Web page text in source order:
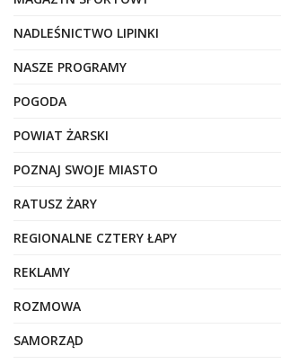
NADLEŚNICTWO LIPINKI
NASZE PROGRAMY
POGODA
POWIAT ŻARSKI
POZNAJ SWOJE MIASTO
RATUSZ ŻARY
REGIONALNE CZTERY ŁAPY
REKLAMY
ROZMOWA
SAMORZĄD